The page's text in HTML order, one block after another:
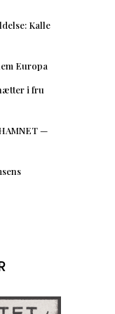
Kalle
Europa
i fru
—